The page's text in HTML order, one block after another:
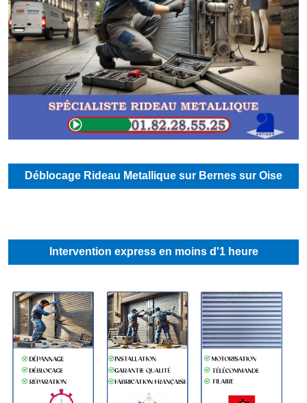
Déblocage Rideau Metallique sur Bernes sur Oise
Intervention express en moins d'1 heure